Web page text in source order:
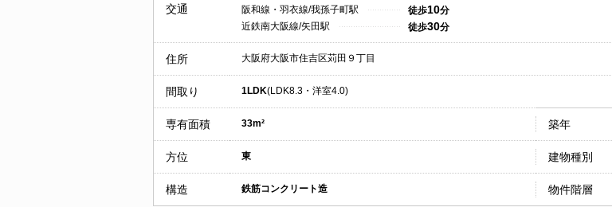
交通
阪和線・羽衣線/我孫子町駅
徒歩10分
近鉄南大阪線/矢田駅
徒歩30分
住所 大阪府大阪市住吉区苅田９丁目
間取り 1LDK(LDK8.3・洋室4.0)
専有面積 33m² 築年
方位 東 建物種別
構造 鉄筋コンクリート造 物件階層